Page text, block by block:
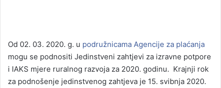
Od 02. 03. 2020. g. u podružnicama Agencije za plaćanja
mogu se podnositi Jedinstveni zahtjevi za izravne potpore
i IAKS mjere ruralnog razvoja za 2020. godinu. Krajnji rok
za podnošenje jedinstvenog zahtjeva je 15. svibnja 2020.